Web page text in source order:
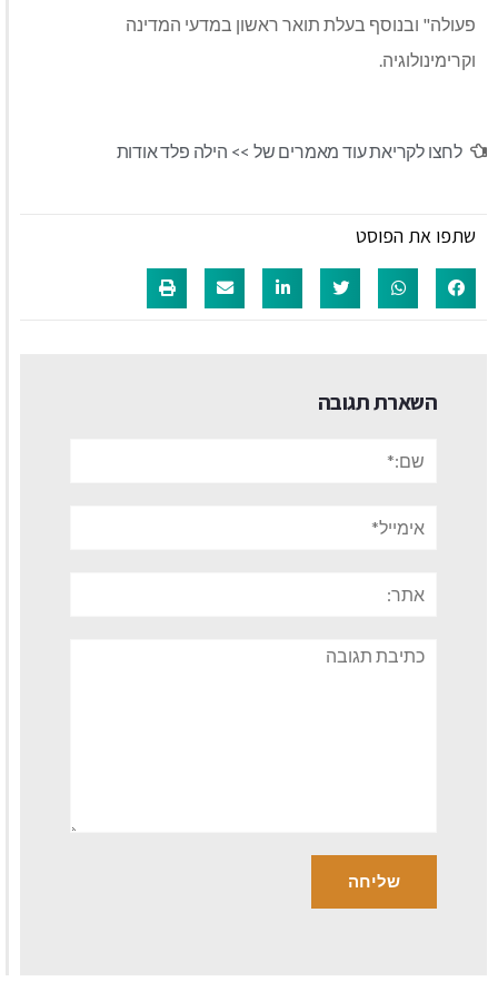
פעולה" ובנוסף בעלת תואר ראשון במדעי המדינה
וקרימינולוגיה.
לחצו לקריאת עוד מאמרים של >> הילה פלד אודות
שתפו את הפוסט
השארת תגובה
תגובה